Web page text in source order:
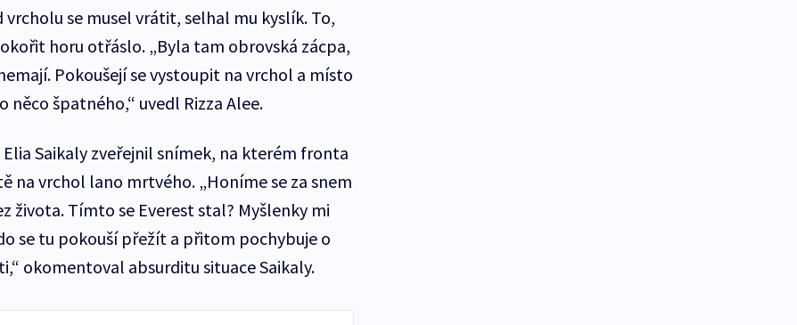
se musel vrátit, selhal mu kyslík. To,
horu otřáslo. „Byla tam obrovská zácpa,
Pokoušejí se vystoupit na vrchol a místo
něco špatného,“ uvedl Rizza Alee.
Saikaly zveřejnil snímek, na kterém fronta
na vrchol lano mrtvého. „Honíme se za snem
života. Tímto se Everest stal? Myšlenky mi
se tu pokouší přežít a přitom pochybuje o
okomentoval absurditu situace Saikaly.